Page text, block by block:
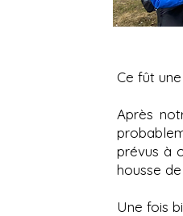
Ce fût
Après
prévus à
housse
Une fois